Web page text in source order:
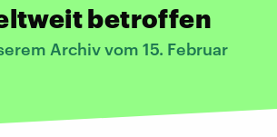
betroffen
Archiv vom 15. Februar